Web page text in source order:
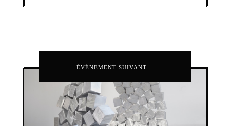
ÉVÉNEMENT SUIVANT